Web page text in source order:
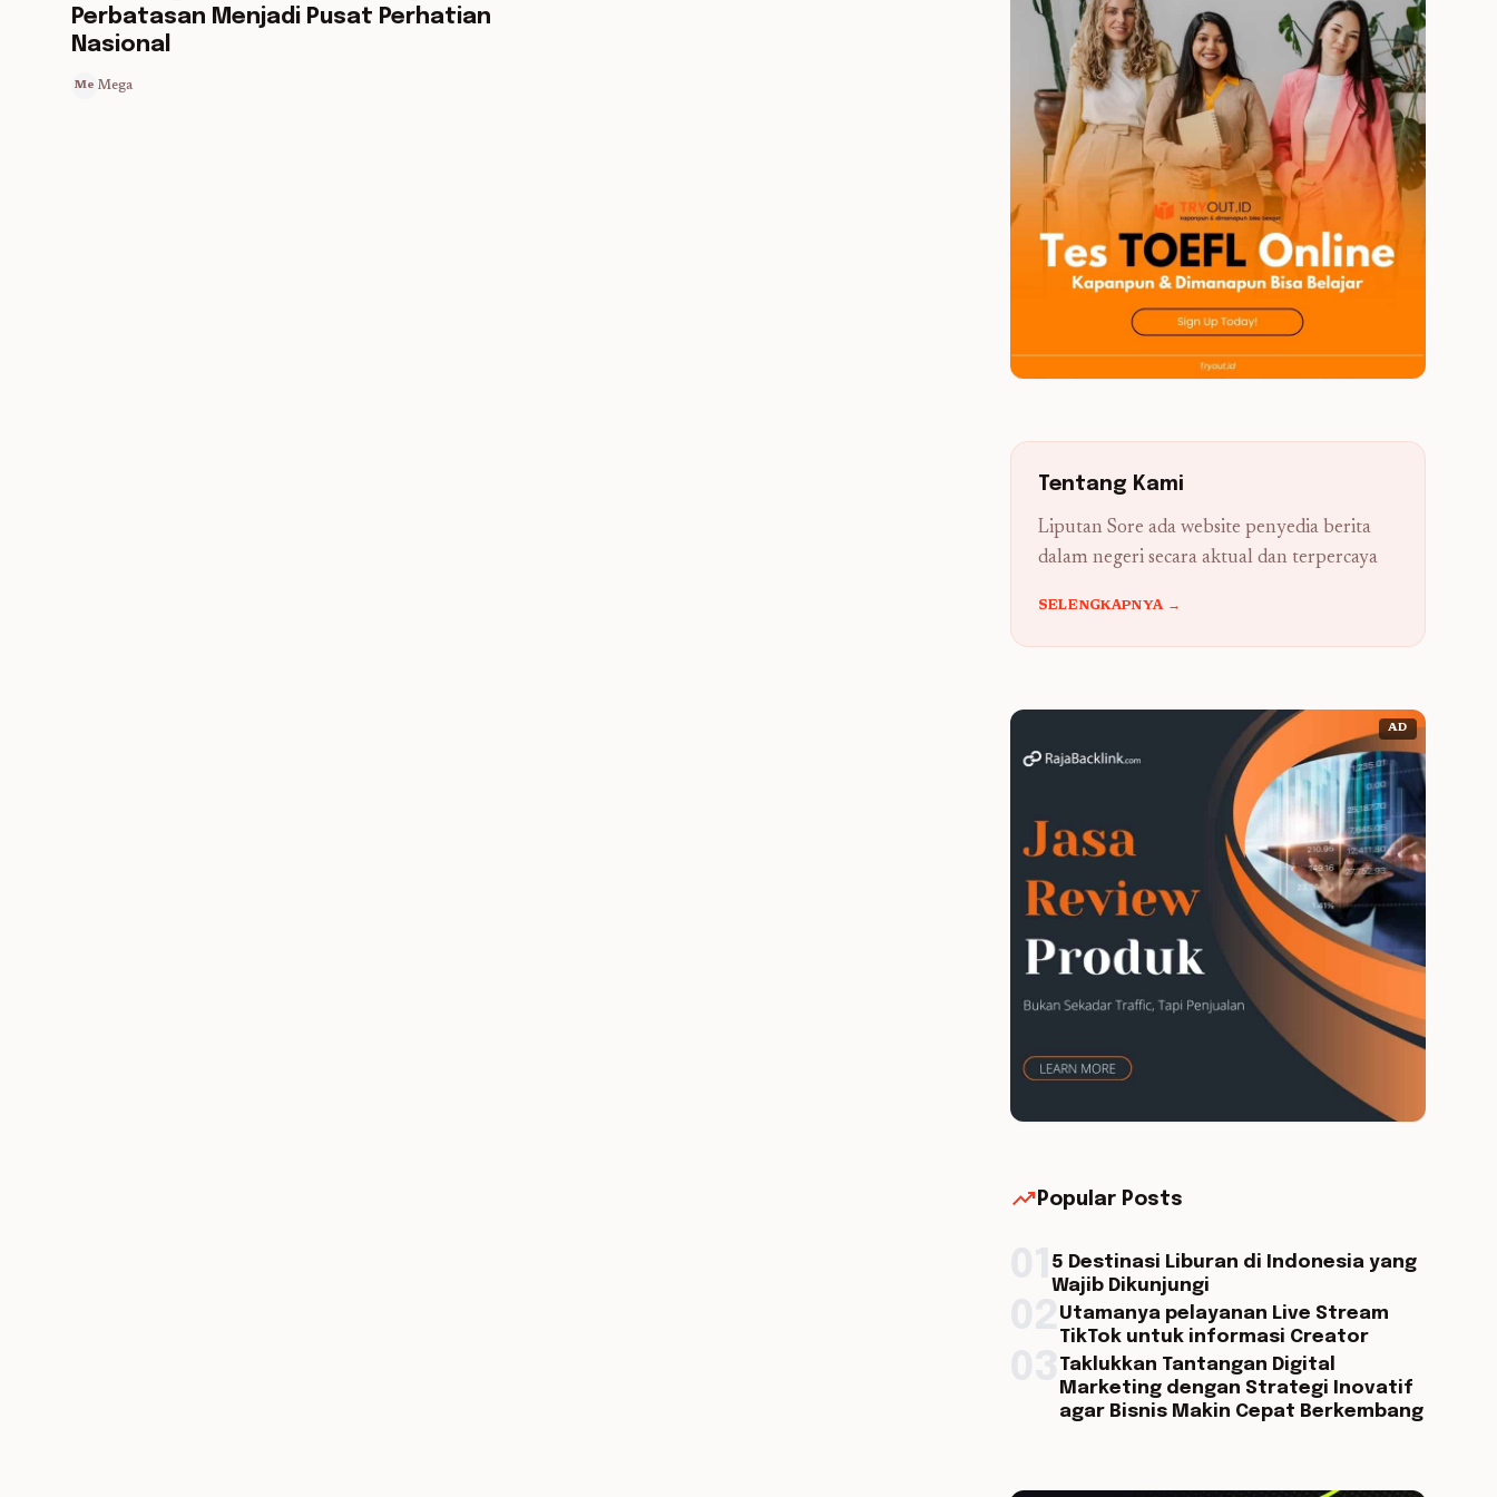
Perbatasan Menjadi Pusat Perhatian
Nasional
Me Mega
Tentang Kami
Liputan Sore ada website penyedia berita
dalam negeri secara aktual dan terpercaya
SELENGKAPNYA →
AD
trending_up Popular Posts
5 Destinasi Liburan di Indonesia yang
Wajib Dikunjungi
Utamanya pelayanan Live Stream
TikTok untuk informasi Creator
Taklukkan Tantangan Digital
Marketing dengan Strategi Inovatif
agar Bisnis Makin Cepat Berkembang